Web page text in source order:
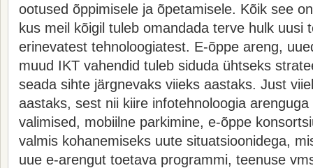
ootused õppimisele ja õpetamisele. Kõik see
kus meil kõigil tuleb omandada terve hulk uusi
erinevatest tehnoloogiatest. E-õppe areng,
muud IKT vahendid tuleb siduda ühtseks
seada sihte järgnevaks viieks aastaks. Just
aastaks, sest nii kiire infotehnoloogia
valimised, mobiilne parkimine, e-õppe
valmis kohanemiseks uute situatsioonidega,
uue e-arengut toetava programmi, teenuse